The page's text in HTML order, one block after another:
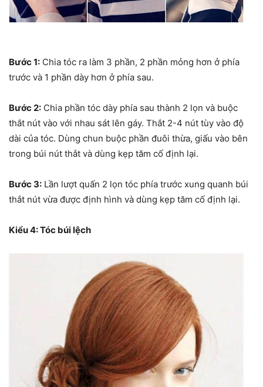
Bước 1: Chia tóc ra làm 3 phần, 2 phần mỏng hơn ở phía
trước và 1 phần dày hơn ở phía sau.
Bước 2: Chia phần tóc dày phía sau thành 2 lọn và buộc
thắt nút vào với nhau sát lên gáy. Thắt 2-4 nút tùy vào độ
dài của tóc. Dùng chun buộc phần đuôi thừa, giấu vào bên
trong búi nút thắt và dùng kẹp tăm cố định lại.
Bước 3: Lần lượt quấn 2 lọn tóc phía trước xung quanh búi
thắt nút vừa được định hình và dùng kẹp tăm cố định lại.
Kiểu 4: Tóc búi lệch